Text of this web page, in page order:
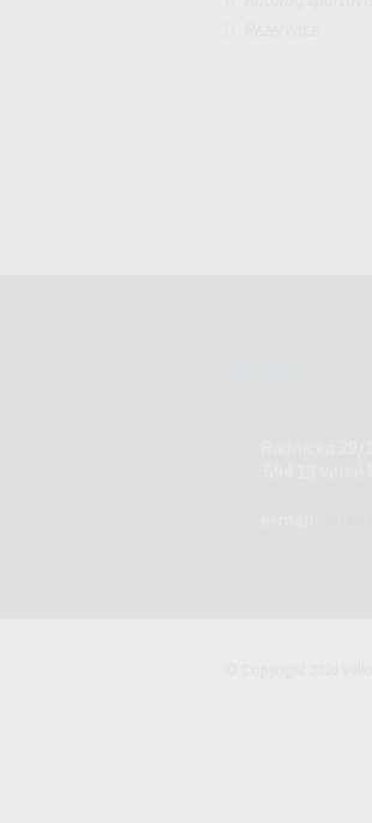
Radnická
594 13
© Copyright 2026